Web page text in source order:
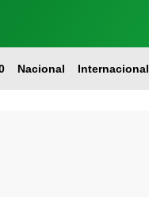
Nacional Internacional